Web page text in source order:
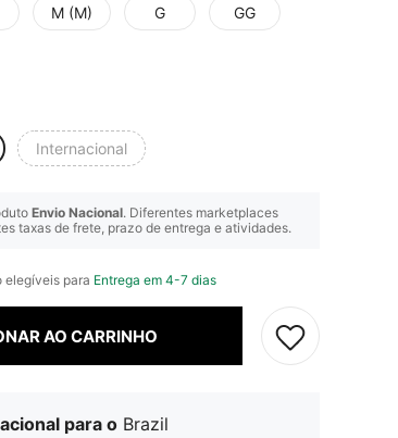
M (M) G GG
Internacional
Envio Nacional. Diferentes marketplaces
taxas de frete, prazo de entrega e atividades.
elegíveis para Entrega em 4-7 dias
AO CARRINHO
para o Brazil